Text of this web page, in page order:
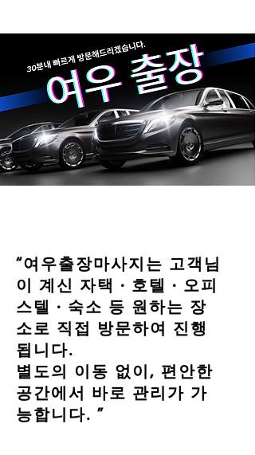
“여우출장마사지는 고객님
이 계신 자택 · 호텔 · 오피
스텔 · 숙소 등 원하는 장
소로 직접 방문하여 진행
됩니다.
별도의 이동 없이, 편안한
공간에서 바로 관리가 가
능합니다. ”